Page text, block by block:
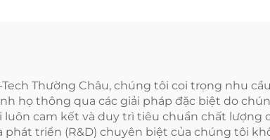
Thường Châu, chúng tôi coi trọng nhu
họ thông qua các giải pháp đặc biệt do
luôn cam kết và duy trì tiêu chuẩn chất
phát triển (R&D) chuyên biệt của chúng tôi